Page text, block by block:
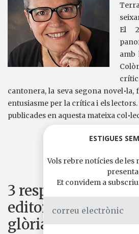
El
amb
cantonera, la seva segona novel•la,
entusiasme per la crítica i els
publicades en aquesta mateixa
Comparteix-ho a
WhatsApp
Telegram
X
3 respostes a
editorial: «Els dies
glòria», de Sílvia
ESTIGUES
Vols rebre notícies de les
Et convidem a